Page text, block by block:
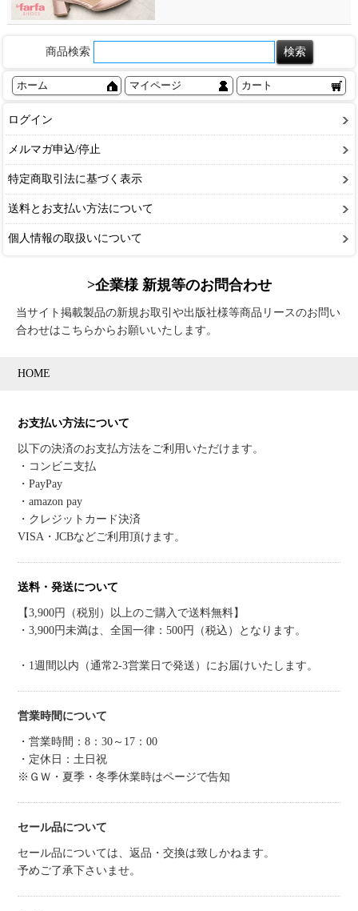
商品検索
ホーム マイページ カート
ログイン
メルマガ申込/停止
特定商取引法に基づく表示
送料とお支払い方法について
個人情報の取扱いについて
>企業様 新規等のお問合わせ
当サイト掲載製品の新規お取引や出版社様等商品リースのお問い
合わせはこちらからお願いいたします。
HOME
お支払い方法について
以下の決済のお支払方法をご利用いただけます。
・コンビニ支払
・PayPay
・amazon pay
・クレジットカード決済
VISA・JCBなどご利用頂けます。
送料・発送について
【3,900円（税別）以上のご購入で送料無料】
・3,900円未満は、全国一律：500円（税込）となります。
・1週間以内（通常2-3営業日で発送）にお届けいたします。
営業時間について
・営業時間：8：30～17：00
・定休日：土日祝
※ＧＷ・夏季・冬季休業時はページで告知
セール品について
セール品については、返品・交換は致しかねます。
予めご了承下さいませ。